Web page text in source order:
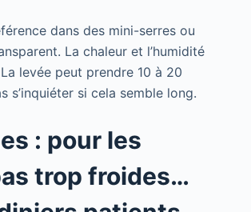
dans des mini-serres ou
La chaleur et l’humidité
levée peut prendre 10 à 20
s’inquiéter si cela semble long.
: pour les
trop froides…